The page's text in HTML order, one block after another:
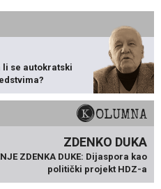
li se autokratski
KOLUMNA
ZDENKO DUKA
ZDENKA DUKE: Dijaspora kao
politički projekt HDZ-a